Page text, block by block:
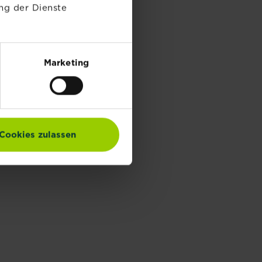
der Dienste
Marketing
Cookies zulassen